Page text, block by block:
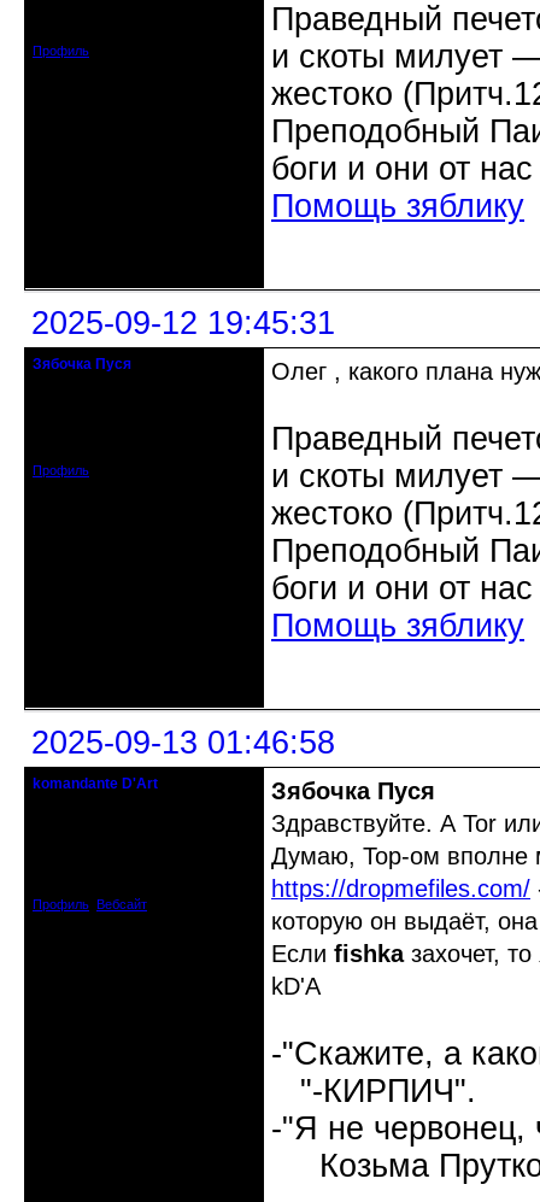
Профиль
Праведный
и скоты милует
жестоко
Преподобный
боги и они от
Помощь зяблику
2025-09-12 19:45:31
Зябочка Пуся
Профиль
Олег , какого плана
Праведный
и скоты милует
жестоко
Преподобный
боги и они от
Помощь зяблику
2025-09-13 01:46:58
komandante D'Art
Профиль Вебсайт
Зябочка Пуся
Здравствуйте. А Tor
Думаю, Тор-ом вполне
https://dropmefiles.com/
которую он выдаёт,
Если fishkaзахочет,
kD'A
-"Скажите, а
"-КИРПИЧ".
-"Я не червонец,
Козьма